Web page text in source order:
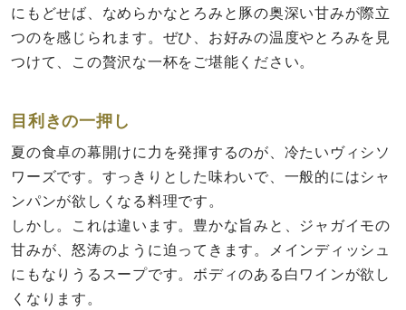
にもどせば、なめらかなとろみと豚の奥深い甘みが際立
つのを感じられます。ぜひ、お好みの温度やとろみを見
つけて、この贅沢な一杯をご堪能ください。
目利きの一押し
夏の食卓の幕開けに力を発揮するのが、冷たいヴィシソ
ワーズです。すっきりとした味わいで、一般的にはシャ
ンパンが欲しくなる料理です。
しかし。これは違います。豊かな旨みと、ジャガイモの
甘みが、怒涛のように迫ってきます。メインディッシュ
にもなりうるスープです。ボディのある白ワインが欲し
くなります。